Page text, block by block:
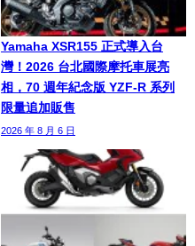
Yamaha XSR155 正式導入台
灣！2026 台北國際摩托車展亮
相，70 週年紀念版 YZF-R 系列
限量追加販售
2026 年 8 月 6 日